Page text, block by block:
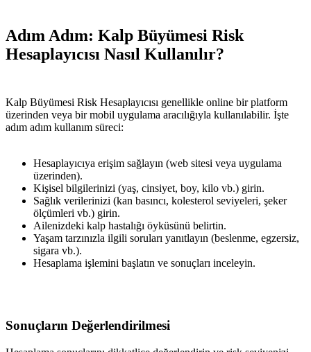
Adım Adım: Kalp Büyümesi Risk
Hesaplayıcısı Nasıl Kullanılır?
Kalp Büyümesi Risk Hesaplayıcısı genellikle online bir platform
üzerinden veya bir mobil uygulama aracılığıyla kullanılabilir. İşte
adım adım kullanım süreci:
Hesaplayıcıya erişim sağlayın (web sitesi veya uygulama
üzerinden).
Kişisel bilgilerinizi (yaş, cinsiyet, boy, kilo vb.) girin.
Sağlık verilerinizi (kan basıncı, kolesterol seviyeleri, şeker
ölçümleri vb.) girin.
Ailenizdeki kalp hastalığı öyküsünü belirtin.
Yaşam tarzınızla ilgili soruları yanıtlayın (beslenme, egzersiz,
sigara vb.).
Hesaplama işlemini başlatın ve sonuçları inceleyin.
Sonuçların Değerlendirilmesi